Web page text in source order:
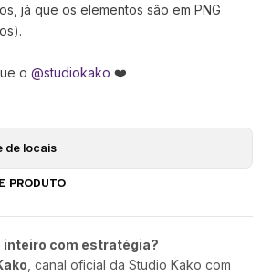
já que os elementos são em PNG
o @studiokako ❤️
de locais
PRODUTO
inteiro com estratégia?
, canal oficial da Studio Kako com